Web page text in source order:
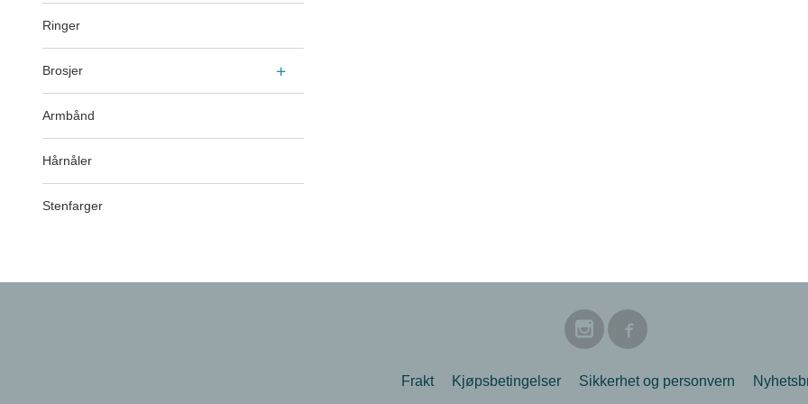
Ringer
Brosjer
Armbånd
Hårnåler
Stenfarger
Frakt Kjøpsbetingelser Sikkerhet og personvern